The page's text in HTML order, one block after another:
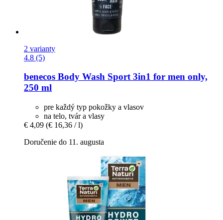
2 varianty
4.8 (5)
benecos Body Wash Sport 3in1 for men only,
250 ml
pre každý typ pokožky a vlasov
na telo, tvár a vlasy
€ 4,09 (€ 16,36 / l)
Doručenie do 11. augusta